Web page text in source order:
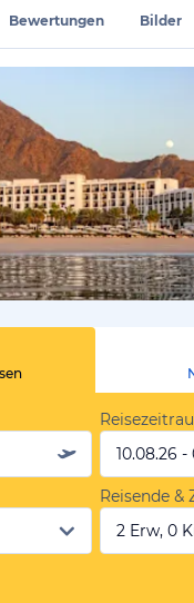
Bewertungen Bilder
10.08.26 -
Reisende &
2 Erw, 0